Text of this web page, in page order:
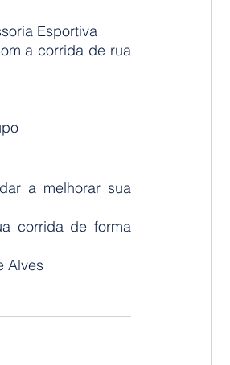
Esportiva
a corrida de rua
a melhorar sua
corrida de forma
Alves